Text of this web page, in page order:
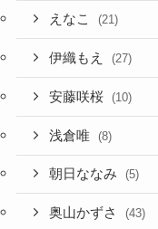
えなこ (21)
伊織もえ (27)
安藤咲桜 (10)
浅倉唯 (8)
朝日ななみ (5)
奥山かずさ (43)